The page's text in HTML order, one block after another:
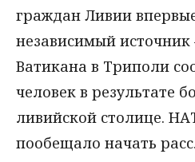
граждан Ливии
независимый источник
Ватикана в Триполи
человек в результате
ливийской столице.
пообещало начать